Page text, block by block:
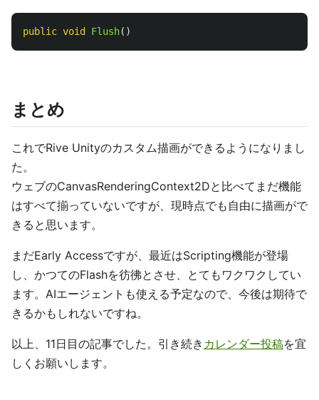
public void Flush()
まとめ
これでRive Unityのカスタム描画ができるようになりまし
た。
ウェブのCanvasRenderingContext2Dと比べてまだ機能
はすべて揃っていないですが、現時点でも自由に描画がで
きると思います。
まだEarly Accessですが、最近はScripting機能が登場
し、かつてのFlashを彷彿とさせ、とてもワクワクしてい
ます。AIエージェントも使える予定なので、今後は期待で
きるかもしれないですね。
以上、11日目の記事でした。引き続き カレンダー投稿を宜
しくお願いします。